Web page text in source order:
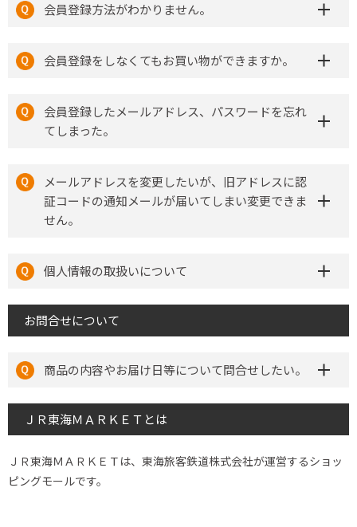
会員登録方法がわかりません。
会員登録をしなくてもお買い物ができますか。
会員登録したメールアドレス、パスワードを忘れ
てしまった。
メールアドレスを変更したいが、旧アドレスに認
証コードの通知メールが届いてしまい変更できま
せん。
個人情報の取扱いについて
お問合せについて
商品の内容やお届け日等について問合せしたい。
ＪＲ東海ＭＡＲＫＥＴとは
ＪＲ東海ＭＡＲＫＥＴは、東海旅客鉄道株式会社が運営するショッ
ピングモールです。